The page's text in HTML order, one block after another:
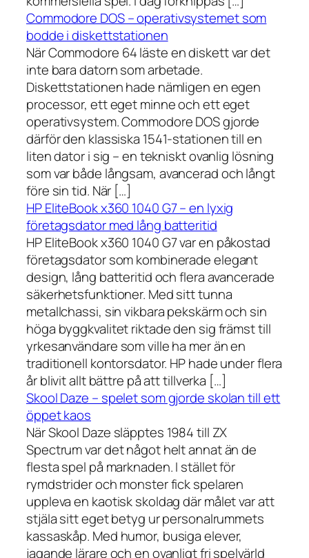
Commodore DOS – operativsystemet som
bodde i diskettstationen
När Commodore 64 läste en diskett var det
inte bara datorn som arbetade.
Diskettstationen hade nämligen en egen
processor, ett eget minne och ett eget
operativsystem. Commodore DOS gjorde
därför den klassiska 1541-stationen till en
liten dator i sig – en tekniskt ovanlig lösning
som var både långsam, avancerad och långt
före sin tid. När […]
HP EliteBook x360 1040 G7 – en lyxig
företagsdator med lång batteritid
HP EliteBook x360 1040 G7 var en påkostad
företagsdator som kombinerade elegant
design, lång batteritid och flera avancerade
säkerhetsfunktioner. Med sitt tunna
metallchassi, sin vikbara pekskärm och sin
höga byggkvalitet riktade den sig främst till
yrkesanvändare som ville ha mer än en
traditionell kontorsdator. HP hade under flera
år blivit allt bättre på att tillverka […]
Skool Daze – spelet som gjorde skolan till ett
öppet kaos
När Skool Daze släpptes 1984 till ZX
Spectrum var det något helt annat än de
flesta spel på marknaden. I stället för
rymdstrider och monster fick spelaren
uppleva en kaotisk skoldag där målet var att
stjäla sitt eget betyg ur personalrummets
kassaskåp. Med humor, busiga elever,
jagande lärare och en ovanligt fri spelvärld